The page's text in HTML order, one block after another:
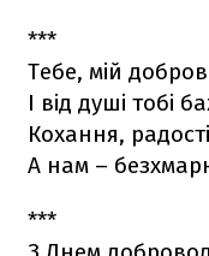
***
Тебе, мій
І від душі тобі
Кохання,
А нам –
***